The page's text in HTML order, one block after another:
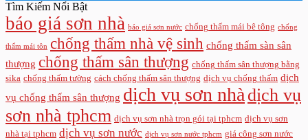
Tìm Kiếm Nổi Bật
báo giá sơn nhà báo giá sơn nước chống thấm mái bê tông chống
thấm mái tôn chống thấm nhà vệ sinh chống thấm sàn sân
thượng chống thấm sân thượng chống thấm sân thượng bằng
sika chống thấm tường cách chống thấm sân thượng dịch vụ chống thấm dịch
vụ chống thấm sân thượng dịch vụ sơn nhà dịch vụ
sơn nhà tphcm dịch vụ sơn nhà trọn gói tại tphcm dịch vụ sơn
nhà tại tphcm dịch vụ sơn nước dịch vụ sơn nước tphcm giá công sơn nước